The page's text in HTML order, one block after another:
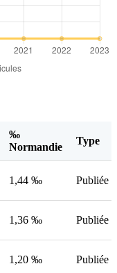
‰
Normandie
Type
1,44 ‰ Publiée
1,36 ‰ Publiée
1,20 ‰ Publiée